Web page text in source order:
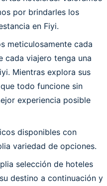
por brindarles los
en Fiyi.
meticulosamente cada
cada viajero tenga una
Mientras explora sus
todo funcione sin
experiencia posible
disponibles con
variedad de opciones.
selección de hoteles
destino a continuación y